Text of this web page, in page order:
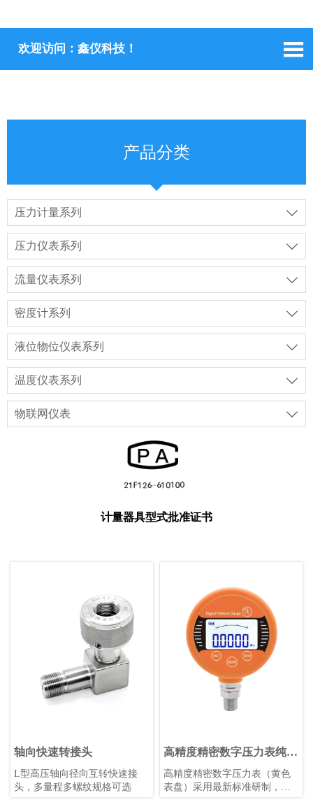
欢迎访问：鑫仪科技！ 
产品分类
压力计量系列 
压力仪表系列 
流量仪表系列 
密度计系列 
液位物位仪表系列 
温度仪表系列 
物联网仪表 
计量器具型式批准证书
轴向快速转接头
L型高压轴向径向互转快速接
头，多量程多螺纹规格可选
高精度精密数字压力表纯英
文（黄色表盘）
高精度精密数字压力表（黄色
表盘）采用最新标准研制，具